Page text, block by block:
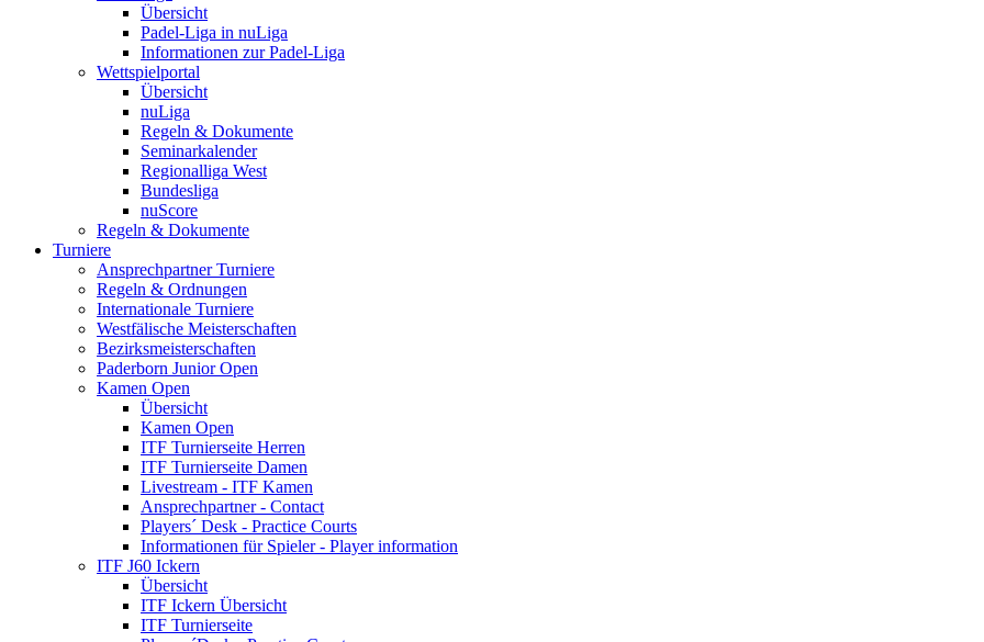
Übersicht
Padel-Liga in nuLiga
Informationen zur Padel-Liga
Wettspielportal
Übersicht
nuLiga
Regeln & Dokumente
Seminarkalender
Regionalliga West
Bundesliga
nuScore
Regeln & Dokumente
Turniere
Ansprechpartner Turniere
Regeln & Ordnungen
Internationale Turniere
Westfälische Meisterschaften
Bezirksmeisterschaften
Paderborn Junior Open
Kamen Open
Übersicht
Kamen Open
ITF Turnierseite Herren
ITF Turnierseite Damen
Livestream - ITF Kamen
Ansprechpartner - Contact
Players´ Desk - Practice Courts
Informationen für Spieler - Player information
ITF J60 Ickern
Übersicht
ITF Ickern Übersicht
ITF Turnierseite